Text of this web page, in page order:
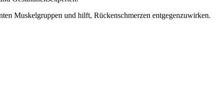
Muskelgruppen und hilft, Rückenschmerzen entgegenzuwirken.